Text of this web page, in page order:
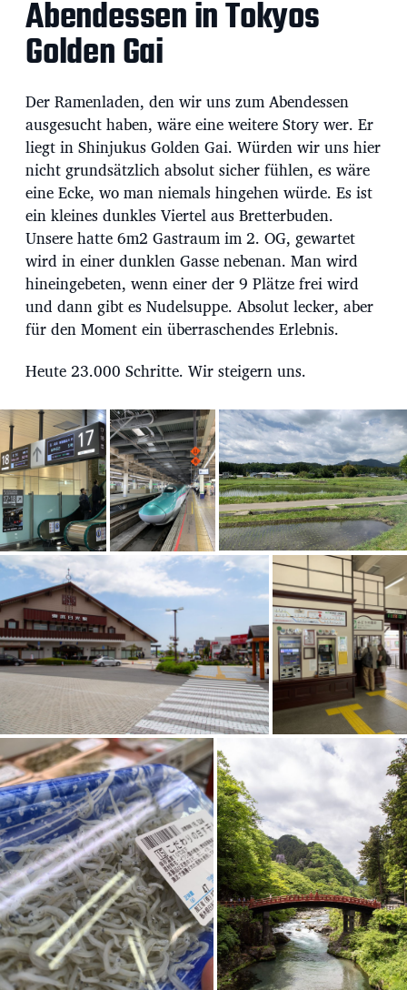
Abendessen in Tokyos
Golden Gai
Der Ramenladen, den wir uns zum Abendessen
ausgesucht haben, wäre eine weitere Story wer. Er
liegt in Shinjukus Golden Gai. Würden wir uns hier
nicht grundsätzlich absolut sicher fühlen, es wäre
eine Ecke, wo man niemals hingehen würde. Es ist
ein kleines dunkles Viertel aus Bretterbuden.
Unsere hatte 6m2 Gastraum im 2. OG, gewartet
wird in einer dunklen Gasse nebenan. Man wird
hineingebeten, wenn einer der 9 Plätze frei wird
und dann gibt es Nudelsuppe. Absolut lecker, aber
für den Moment ein überraschendes Erlebnis.
Heute 23.000 Schritte. Wir steigern uns.